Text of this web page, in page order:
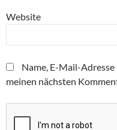
Website
Name, E-Mail-
meinen nächsten